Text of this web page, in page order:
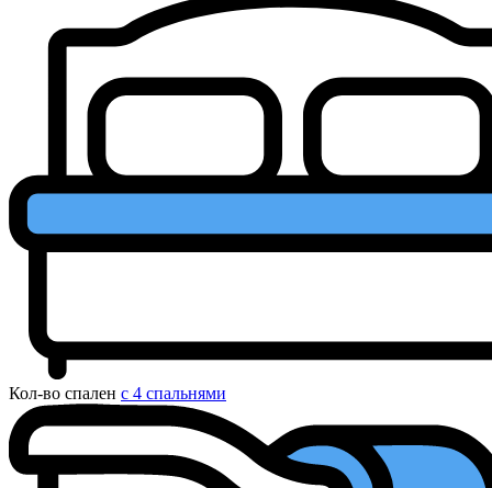
Кол-во спален с 4 спальнями